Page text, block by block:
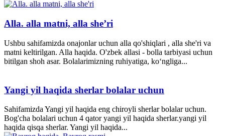
Alla. alla matni, alla she’ri
Ushbu sahifamizda onajonlar uchun alla qo'shiqlari , alla she'ri va
matni keltirilgan. Alla haqida. O'zbek allasi - bolla tarbiyasi uchun
bitilgan shoh asar. Bolalarimizning ruhiyatiga, ko‘ngliga...
Yangi yil haqida sherlar bolalar uchun
Sahifamizda Yangi yil haqida eng chiroyli sherlar bolalar uchun.
Bog'cha bolalari uchun 4 qator yangi yil haqida sherlar.yangi yil
haqida qisqa sherlar. Yangi yil haqida...